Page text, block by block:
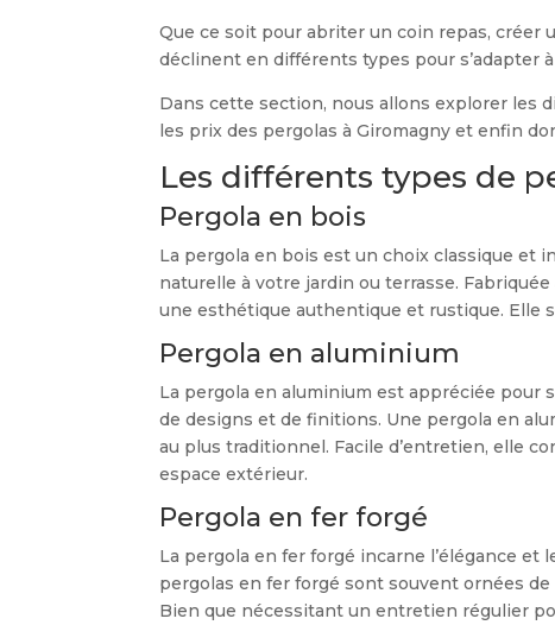
Que ce soit pour abriter un coin repas, créer
déclinent en différents types pour s’adapter
Dans cette section, nous allons explorer les
les prix des pergolas à Giromagny et enfin
Les différents types de
Pergola en bois
La pergola en bois est un choix classique et
naturelle à votre jardin ou terrasse.
une esthétique authentique et rustique. Elle
Pergola en aluminium
La pergola en aluminium est appréciée pour
de designs et de finitions. Une pergola en
au plus traditionnel. Facile d’entretien, elle
espace extérieur.
Pergola en fer forgé
La pergola en fer forgé incarne l’élégance
pergolas en fer forgé sont souvent ornées
Bien que nécessitant un entretien régulier